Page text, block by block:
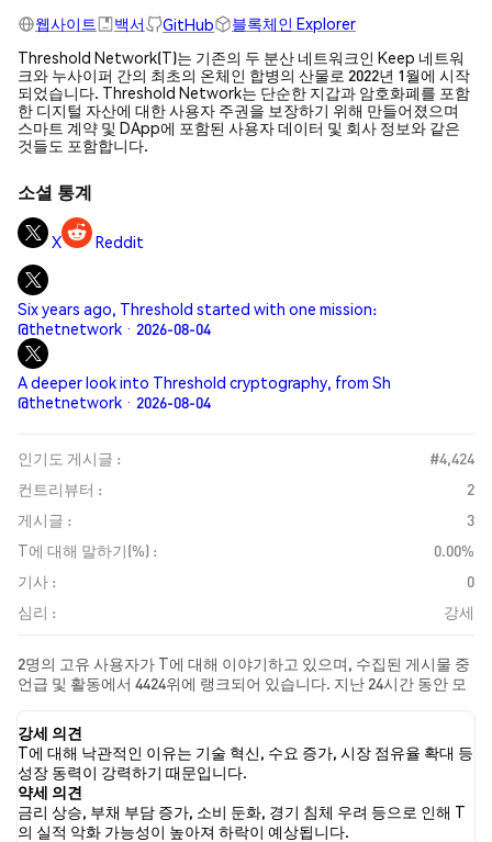
웹사이트 백서 GitHub
블록체인 Explorer
Threshold Network(T)는 기존의 두 분산 네트워크인 Keep 네트워
크와 누사이퍼 간의 최초의 온체인 합병의 산물로 2022년 1월에 시작
되었습니다. Threshold Network는 단순한 지갑과 암호화폐를 포함
한 디지털 자산에 대한 사용자 주권을 보장하기 위해 만들어졌으며
스마트 계약 및 DApp에 포함된 사용자 데이터 및 회사 정보와 같은
것들도 포함합니다.
소셜 통계
X Reddit
Six years ago, Threshold started with one mission:
@thetnetwork · 2026-08-04
A deeper look into Threshold cryptography, from Sh
@thetnetwork · 2026-08-04
인기도 게시글 :
#4,424
컨트리뷰터 :
2
게시글 :
3
T에 대해 말하기(%) :
0.00%
기사 :
0
심리 :
강세
2명의 고유 사용자가 T에 대해 이야기하고 있으며, 수집된 게시물 중
언급 및 활동에서 4424위에 랭크되어 있습니다. 지난 24시간 동안 모
대한 뉴스 기사 0건이 게시되었습니다. 트위터에서는 NaN%의 트윗
이 강세 감정을, NaN%의 트윗이 약세 감정을 보였습니다. NaN%의
트윗은 T에 대해 중립적인 감정을 나타냈습니다. 이 감정 분석은 0개
의 트윗을 기반으로 합니다.
강세 의견
T에 대해 낙관적인 이유는 기술 혁신, 수요 증가, 시장 점유율 확대 등
성장 동력이 강력하기 때문입니다.
약세 의견
금리 상승, 부채 부담 증가, 소비 둔화, 경기 침체 우려 등으로 인해 T
의 실적 악화 가능성이 높아져 하락이 예상됩니다.